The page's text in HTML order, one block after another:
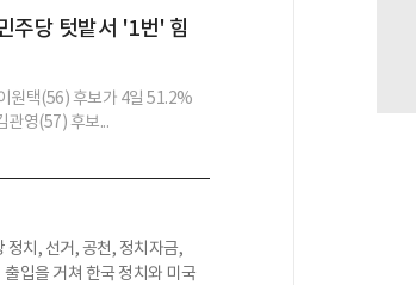
주당 텃밭서 '1번' 힘
원택(56) 후보가 4일 51.2%
관영(57) 후보...
정치, 선거, 공천, 정치자금,
입을 거쳐 한국 정치와 미국